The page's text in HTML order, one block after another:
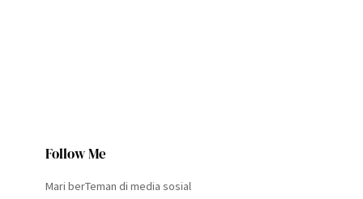
Follow Me
Mari berTeman di media sosial